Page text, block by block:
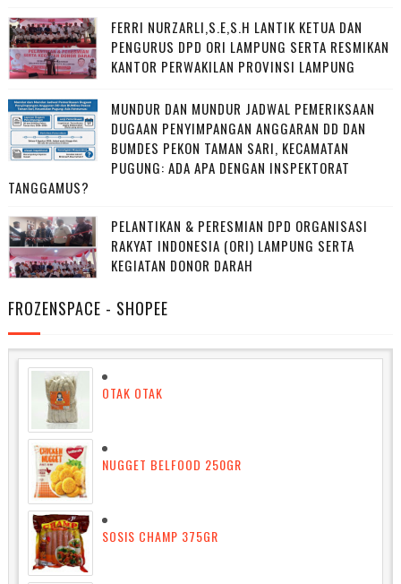
FERRI NURZARLI,S.E,S.H LANTIK KETUA DAN
PENGURUS DPD ORI LAMPUNG SERTA RESMIKAN
KANTOR PERWAKILAN PROVINSI LAMPUNG
MUNDUR DAN MUNDUR JADWAL PEMERIKSAAN
DUGAAN PENYIMPANGAN ANGGARAN DD DAN
BUMDES PEKON TAMAN SARI, KECAMATAN
PUGUNG: ADA APA DENGAN INSPEKTORAT
TANGGAMUS?
PELANTIKAN & PERESMIAN DPD ORGANISASI
RAKYAT INDONESIA (ORI) LAMPUNG SERTA
KEGIATAN DONOR DARAH
FROZENSPACE - SHOPEE
OTAK OTAK
NUGGET BELFOOD 250GR
SOSIS CHAMP 375GR